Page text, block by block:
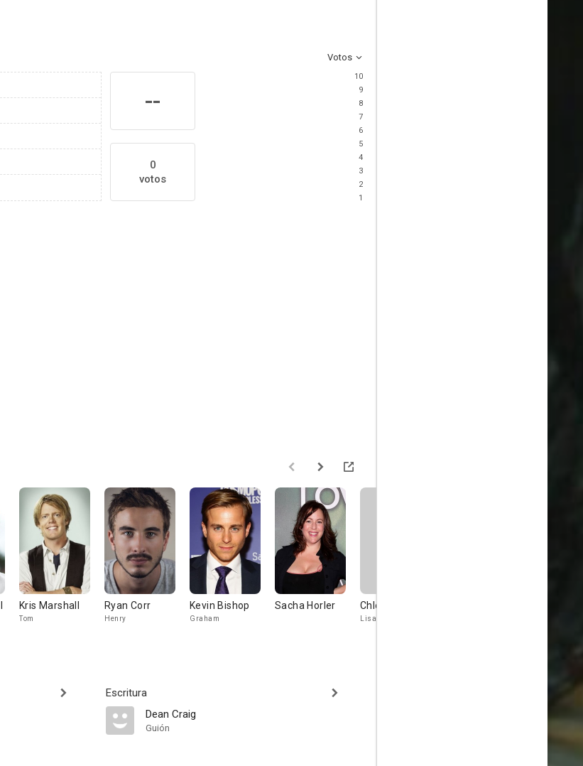
Votos
--
0
votos
10
9
8
7
6
5
4
3
2
1
Kris Marshall
Tom
Ryan Corr
Henry
Kevin Bishop
Graham
Sacha Horler Chloe Hurst
Lisa
Escritura
Dean Craig
Guión